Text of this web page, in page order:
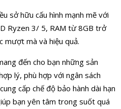
sở hữu cấu hình mạnh mẽ với
Ryzen 3/ 5, RAM từ 8GB trở
mượt mà và hiệu quả.
đến cho bạn những sản
lý, phù hợp với ngân sách
cấp chế độ bảo hành dài hạn
bạn yên tâm trong suốt quá